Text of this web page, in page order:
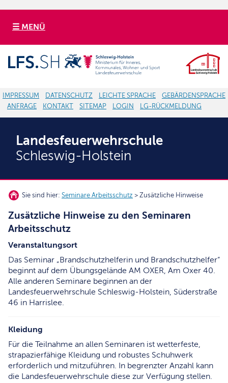
☰ MENÜ
IMPRESSUM DATENSCHUTZ LEICHTE SPRACHE
GEBÄRDENSPRACHE
ANFRAGE
KONTAKT SITEMAP LOGIN LG-RÜCKMELDUNG
Landesfeuerwehrschule
Schleswig-Holstein
Sie sind hier:Seminare Arbeitsschutz > Zusätzliche Hinweise
Zusätzliche Hinweise zu den Seminaren
Arbeitsschutz
Veranstaltungsort
Das Seminar „Brandschutzhelferin und Brandschutzhelfer“
beginnt auf dem Übungsgelände AM OXER, Am Oxer 40.
Alle anderen Seminare beginnen an der
Landesfeuerwehrschule Schleswig-Holstein, Süderstraße
46 in Harrislee.
Kleidung
Für die Teilnahme an allen Seminaren ist wetterfeste,
strapazierfähige Kleidung und robustes Schuhwerk
erforderlich und mitzuführen. In begrenzter Anzahl kann
die Landesfeuerwehrschule diese zur Verfügung stellen.